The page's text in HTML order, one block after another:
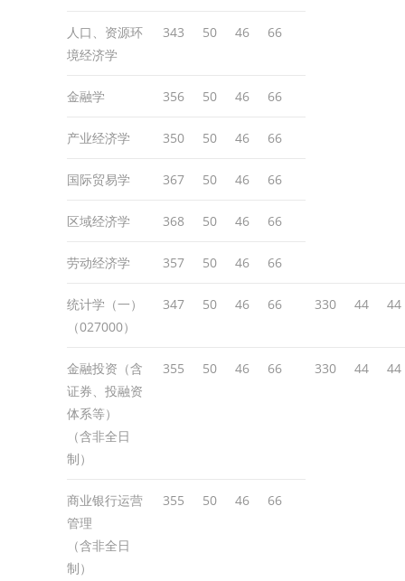
人口、资源环
境经济学
343 50 46 66
金融学 356 50 46 66
产业经济学 350 50 46 66
国际贸易学 367 50 46 66
区域经济学 368 50 46 66
劳动经济学 357 50 46 66
统计学（一）
（027000）
347 50 46 66 330 44 44
金融投资（含
证券、投融资
体系等）
（含非全日
制）
355 50 46 66 330 44 44
商业银行运营
管理
（含非全日
制）
355 50 46 66